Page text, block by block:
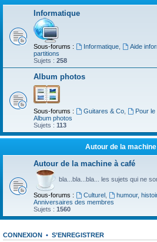
Informatique
Sous-forums : Informatique, Aide
partitions
Sujets : 258
Album photos
Sous-forums : Guitares & Co, Pour
Album photos
Sujets : 113
Autour de la
Autour de la machine à café
bla...bla...bla... les sujets qui ne
Sous-forums : Culturel, humour,
Anniversaires des membres
Sujets : 1560
CONNEXION • S’ENREGISTRER